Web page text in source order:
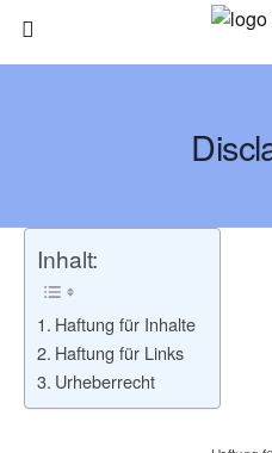
Inhalt:
Haftung für Inhalte
Haftung für Links
Urheberrecht